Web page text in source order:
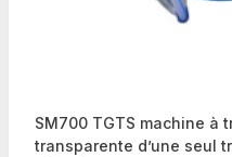
SM700 TGTS machine à
transparente d’une seul